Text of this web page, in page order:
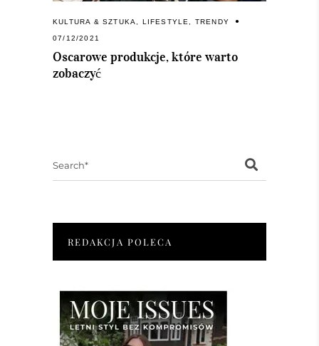
KULTURA & SZTUKA LIFESTYLE TRENDY
07/12/2021
Oscarowe produkcje, które warto
zobaczyć
REDAKCJA POLECA